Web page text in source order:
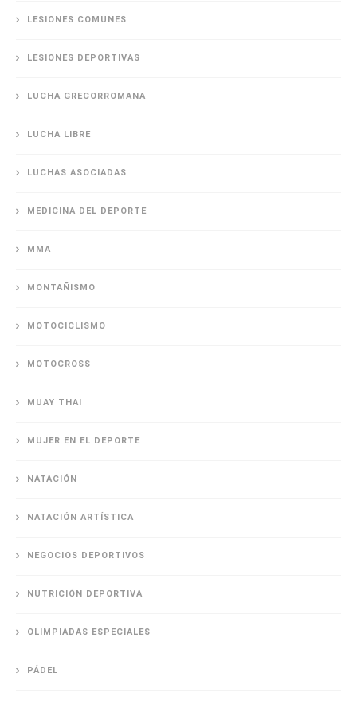
LESIONES COMUNES
LESIONES DEPORTIVAS
LUCHA GRECORROMANA
LUCHA LIBRE
LUCHAS ASOCIADAS
MEDICINA DEL DEPORTE
MMA
MONTAÑISMO
MOTOCICLISMO
MOTOCROSS
MUAY THAI
MUJER EN EL DEPORTE
NATACIÓN
NATACIÓN ARTÍSTICA
NEGOCIOS DEPORTIVOS
NUTRICIÓN DEPORTIVA
OLIMPIADAS ESPECIALES
PÁDEL